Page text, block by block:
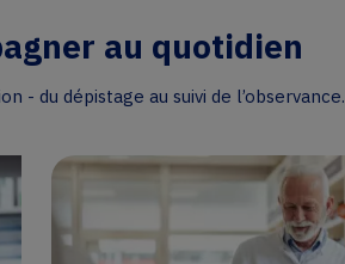
au quotidien
- du dépistage au suivi de l’observance.